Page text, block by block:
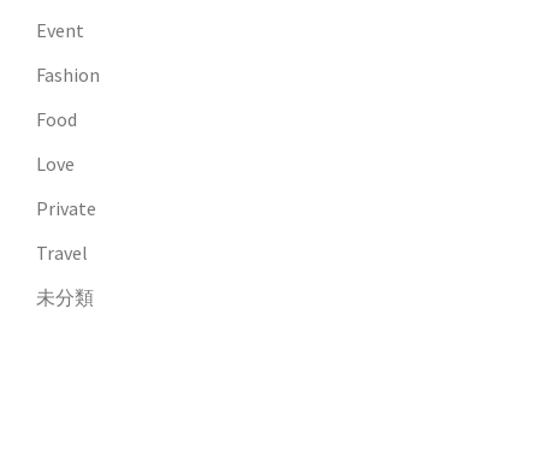
Event
Fashion
Food
Love
Private
Travel
未分類